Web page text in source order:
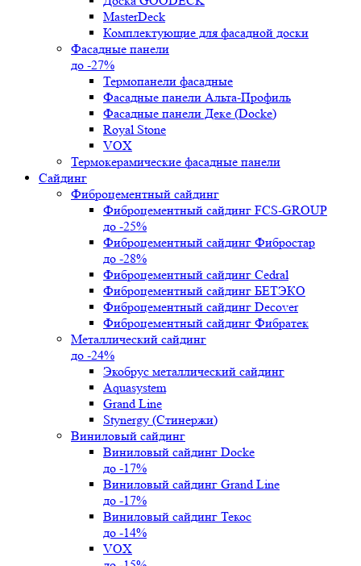
MasterDeck
Комплектующие для фасадной доски
Фасадные панели
до -27%
Термопанели фасадные
Фасадные панели Альта-Профиль
Фасадные панели Деке (Docke)
Royal Stone
VOX
Термокерамические фасадные панели
Сайдинг
Фиброцементный сайдинг
Фиброцементный сайдинг FCS-GROUP
до -25%
Фиброцементный сайдинг Фибростар
до -28%
Фиброцементный сайдинг Cedral
Фиброцементный сайдинг БЕТЭКО
Фиброцементный сайдинг Decover
Фиброцементный сайдинг Фибратек
Металлический сайдинг
до -24%
Экобрус металлический сайдинг
Aquasystem
Grand Line
Stynergy (Стинержи)
Виниловый сайдинг
Виниловый сайдинг Docke
до -17%
Виниловый сайдинг Grand Line
до -17%
Виниловый сайдинг Текос
до -14%
VOX